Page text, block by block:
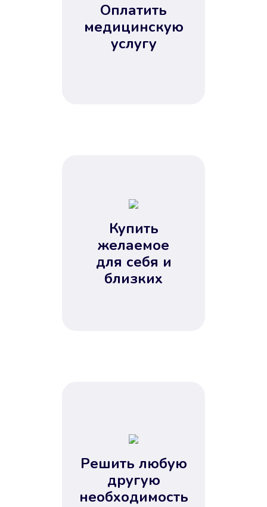
Оплатить
медицинскую
услугу
Купить
желаемое
для себя и
близких
Решить любую
другую
необходимость